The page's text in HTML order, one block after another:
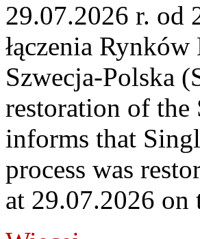
29.07.2026 r. od
łączenia
Szwecja-Polska
restoration of
informs that
process was
at 29.07.2026 on